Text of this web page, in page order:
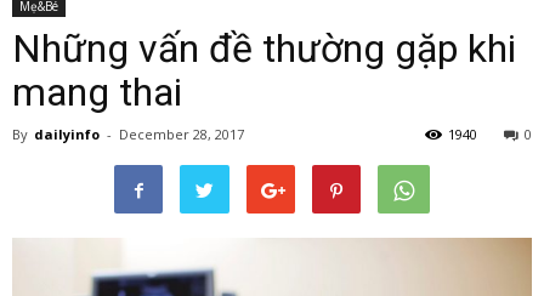
Mẹ&Bé
Những vấn đề thường gặp khi
mang thai
By dailyinfo - December 28, 2017 0
1940